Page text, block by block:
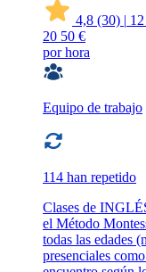
4,8 (30) |
20 50 €
por hora
Equipo de trabajo
114 han repetido
Clases de
el Método
todas las edades
presenciales